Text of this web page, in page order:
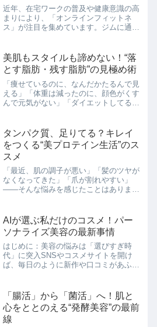
近年、在宅ワークの普及や健康意識の高
まりにより、「オンラインフィットネ
ス」が注目を集めています。ジムに通わ
スを選べばいいの？」「初心者でも続け
られる？」という疑問を持つ...
美肌もスタイルも諦めない！“落
とす脂肪・残す脂肪”の見極め術
「痩せているのに、なんだかたるんで見
える」「体重は減ったのに、顔色がくす
んで元気がない」「ダイエットしてるけ
し方”が間違っているサインかもしれま
せん。脂肪＝悪者と思いが...
タンパク質、足りてる？キレイ
をつくる“美プロテイン生活”のス
スメ
「最近、肌の調子が悪い」「髪のツヤが
なくなってきた」「爪が割れやすい」
——そんな悩みを感じたことはありませ
て「スキンケア」「運動」「睡眠」はよ
く注目されますが、体の土台を...
AIが選ぶ私だけのコスメ！パー
ソナライズ美容の最新事情
はじめに：美容の悩みは「選びすぎ時
代」に突入SNSやコスメサイトを開け
ば、毎日のように新作や口コミがあふれ
どれ？」そんな声が20〜30代を中心に
増えています。そこで注目を集...
「腸活」から「菌活」へ！肌と
心をととのえる“発酵美容”の最前
線